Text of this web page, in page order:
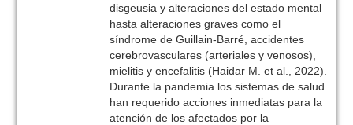
disgeusia y alteraciones del estado mental
hasta alteraciones graves como el
síndrome de Guillain-Barré, accidentes
cerebrovasculares (arteriales y venosos),
mielitis y encefalitis (Haidar M. et al., 2022).
Durante la pandemia los sistemas de salud
han requerido acciones inmediatas para la
atención de los afectados por la